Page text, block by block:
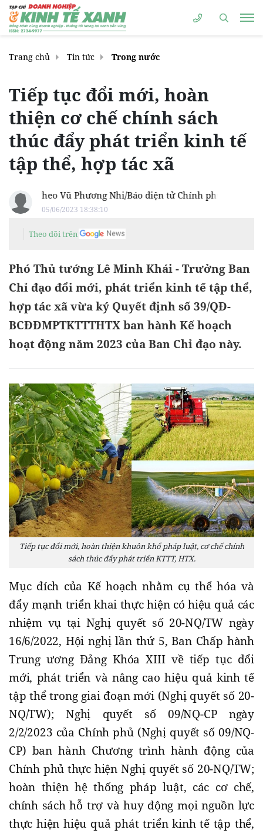
Trang chủ Tin tức Trong nước
Tiếp tục đổi mới, hoàn
thiện cơ chế chính sách
thúc đẩy phát triển kinh tế
tập thể, hợp tác xã
Theo Vũ Phương Nhi/Báo điện tử Chính phủ
05/06/2023 18:38:10
Theo dõi trên
Phó Thủ tướng Lê Minh Khái - Trưởng Ban
Chỉ đạo đổi mới, phát triển kinh tế tập thể,
hợp tác xã vừa ký Quyết định số 39/QĐ-
BCĐĐMPTKTTTHTX ban hành Kế hoạch
hoạt động năm 2023 của Ban Chỉ đạo này.
Tiếp tục đổi mới, hoàn thiện khuôn khổ pháp luật, cơ chế chính
sách thúc đẩy phát triển KTTT, HTX.
Mục đích của Kế hoạch nhằm cụ thể hóa và
đẩy mạnh triển khai thực hiện có hiệu quả các
nhiệm vụ tại Nghị quyết số 20-NQ/TW ngày
16/6/2022, Hội nghị lần thứ 5, Ban Chấp hành
Trung ương Đảng Khóa XIII về tiếp tục đổi
mới, phát triển và nâng cao hiệu quả kinh tế
tập thể trong giai đoạn mới (Nghị quyết số 20-
NQ/TW); Nghị quyết số 09/NQ-CP ngày
2/2/2023 của Chính phủ (Nghị quyết số 09/NQ-
CP) ban hành Chương trình hành động của
Chính phủ thực hiện Nghị quyết số 20-NQ/TW;
hoàn thiện hệ thống pháp luật, các cơ chế,
chính sách hỗ trợ và huy động mọi nguồn lực
thực hiện hiệu quả phát triển kinh tế tập thể,